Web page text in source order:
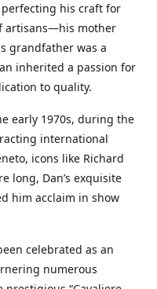
his craft for
artisans—his mother
grandfather was a
inherited a passion for
to quality.
early 1970s, during the
international
icons like Richard
long, Dan’s exquisite
him acclaim in show
celebrated as an
numerous